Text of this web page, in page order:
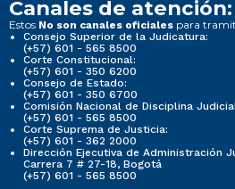
Canales de atención:
Estos No son canales oficiales para
Consejo Superior de la Judicatura:
(+57) 601 - 565 8500
Corte Constitucional:
(+57) 601 - 350 6200
Consejo de Estado:
(+57) 601 - 350 6700
Comisión Nacional de Disciplina
(+57) 601 - 565 8500
Corte Suprema de Justicia:
(+57) 601 - 362 2000
Dirección Ejecutiva de Administración
Carrera 7 # 27-18, Bogotá
(+57) 601 - 565 8500